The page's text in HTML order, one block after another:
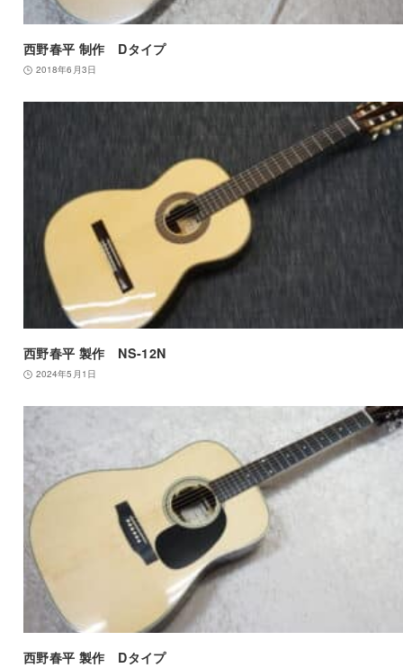
西野春平 制作 Dタイプ
2018年6月3日
西野春平 製作 NS-12N
2024年5月1日
西野春平 製作 Dタイプ